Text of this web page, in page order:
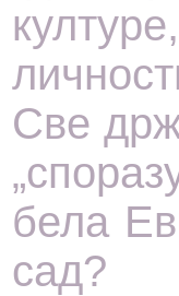
Све
бела
сад?